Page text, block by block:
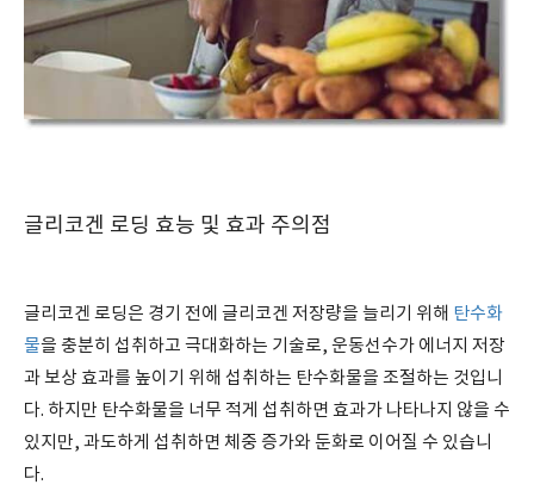
글리코겐 로딩 효능 및 효과 주의점
글리코겐 로딩은 경기 전에 글리코겐 저장량을 늘리기 위해 탄수화
물을 충분히 섭취하고 극대화하는 기술로, 운동선수가 에너지 저장
과 보상 효과를 높이기 위해 섭취하는 탄수화물을 조절하는 것입니
다. 하지만 탄수화물을 너무 적게 섭취하면 효과가 나타나지 않을 수
있지만, 과도하게 섭취하면 체중 증가와 둔화로 이어질 수 있습니
다.